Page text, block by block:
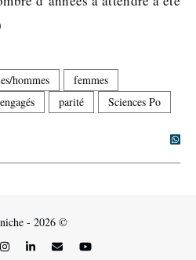
hommes
femmes
parité Sciences Po
- 2026 ©